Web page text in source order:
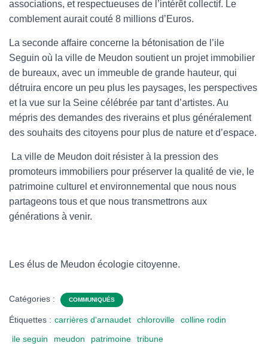
associations, et respectueuses de l’intérêt collectif. Le
comblement aurait couté 8 millions d’Euros.
La seconde affaire concerne la bétonisation de l’ile
Seguin où la ville de Meudon soutient un projet immobilier
de bureaux, avec un immeuble de grande hauteur, qui
détruira encore un peu plus les paysages, les perspectives
et la vue sur la Seine célébrée par tant d’artistes. Au
mépris des demandes des riverains et plus généralement
des souhaits des citoyens pour plus de nature et d’espace.
La ville de Meudon doit résister à la pression des
promoteurs immobiliers pour préserver la qualité de vie, le
patrimoine culturel et environnemental que nous nous
partageons tous et que nous transmettrons aux
générations à venir.
Les élus de Meudon écologie citoyenne.
Catégories : COMMUNIQUÉS
Étiquettes : carrières d'arnaudet chloroville
colline rodin
ile seguin
meudon patrimoine tribune